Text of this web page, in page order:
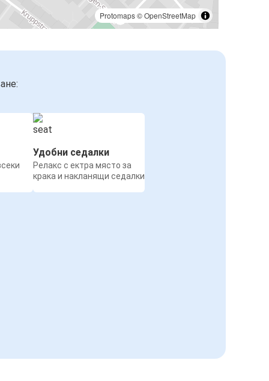
Protomaps©OpenStreetMap
Удобни седалки
Релакс с ектра място за
крака и накланящи седалки